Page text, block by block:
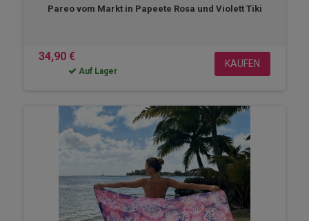
Pareo vom Markt in Papeete Rosa und Violett Tiki
34,90 €
Auf Lager
KAUFEN